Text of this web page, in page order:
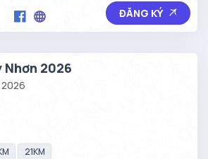
ĐĂNG KÝ
Nhơn 2026
2026
21KM